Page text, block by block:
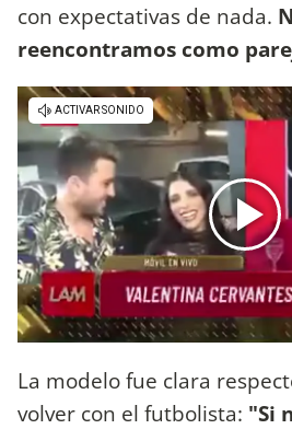
con expectativas de nada.
reencontramos como
La modelo fue clara
volver con el futbolista: "Si